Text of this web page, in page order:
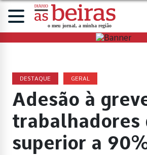
DESTAQUE GERAL
Adesão à
trabalhadores
superior a